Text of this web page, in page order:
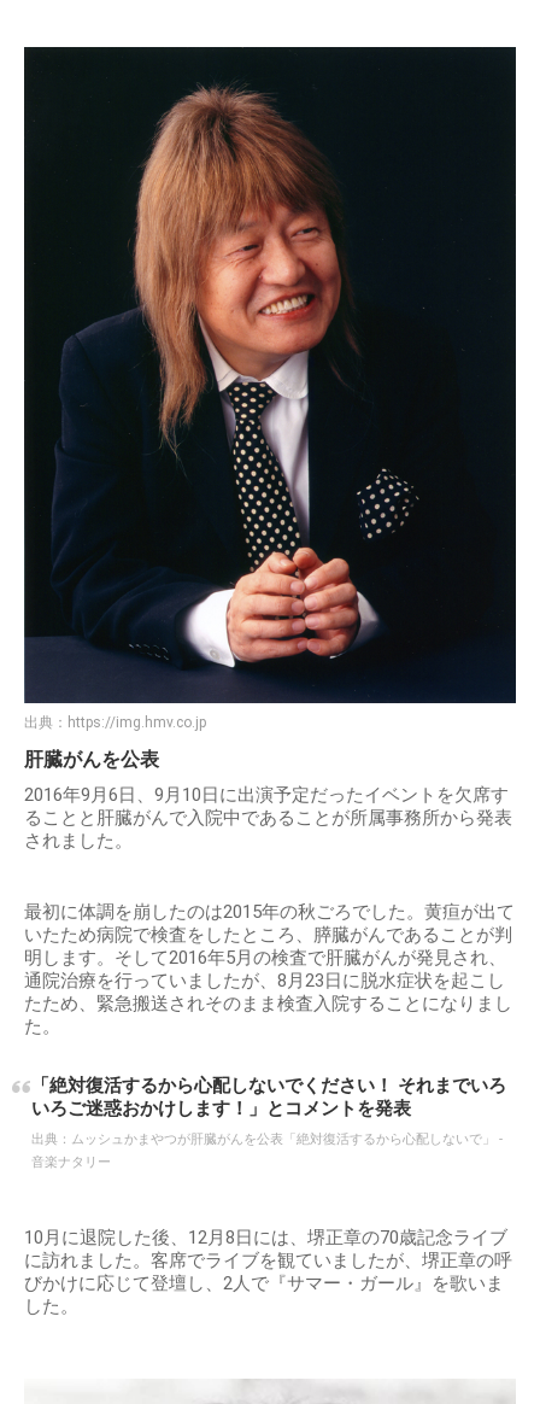
出典： https://img.hmv.co.jp
肝臓がんを公表
2016年9月6日、9月10日に出演予定だったイベントを欠席す
ることと肝臓がんで入院中であることが所属事務所から発表
されました。
最初に体調を崩したのは2015年の秋ごろでした。黄疸が出て
いたため病院で検査をしたところ、膵臓がんであることが判
明します。そして2016年5月の検査で肝臓がんが発見され、
通院治療を行っていましたが、8月23日に脱水症状を起こし
たため、緊急搬送されそのまま検査入院することになりまし
た。
「絶対復活するから心配しないでください！ それまでいろ
いろご迷惑おかけします！」とコメントを発表
出典： ムッシュかまやつが肝臓がんを公表「絶対復活するから心配しないで」 -
音楽ナタリー
10月に退院した後、12月8日には、堺正章の70歳記念ライブ
に訪れました。客席でライブを観ていましたが、堺正章の呼
びかけに応じて登壇し、2人で『サマー・ガール』を歌いま
した。